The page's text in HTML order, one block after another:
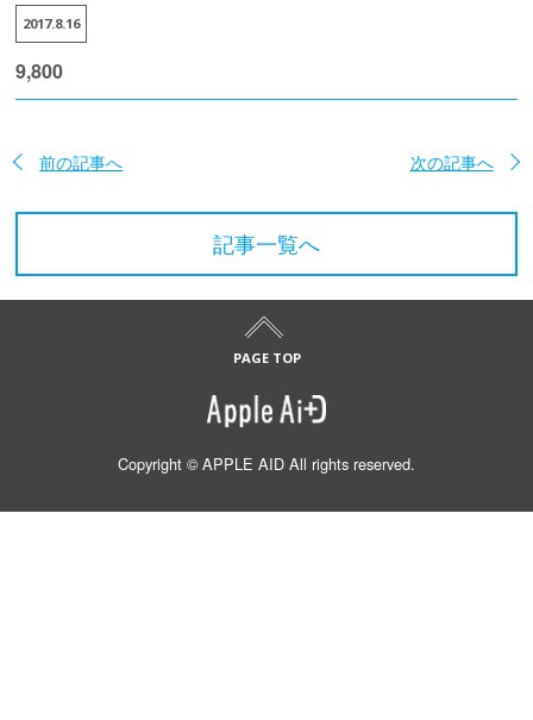
お問い合わせ
2017.8.16
9,800
前の記事へ 次の記事へ
記事一覧へ
Copyright © APPLE AID All rights reserved.